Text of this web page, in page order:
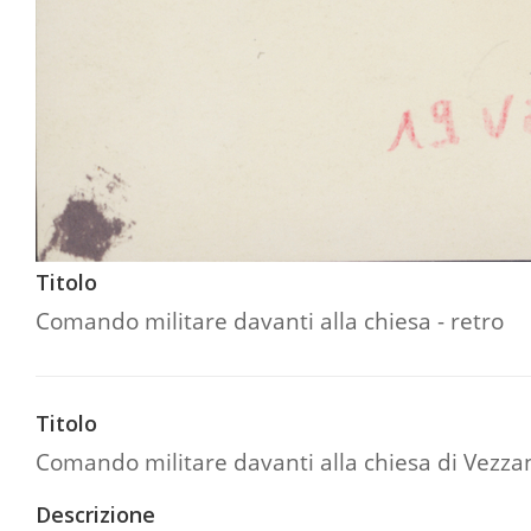
Titolo
Comando militare davanti alla chiesa - retro
Titolo
Comando militare davanti alla chiesa di
Descrizione